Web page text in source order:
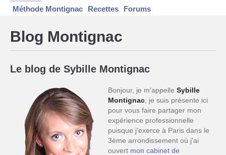
Méthode Montignac
Recettes Forums
Blog Montignac
Le blog de Sybille Montignac
Bonjour, je m'appelle Sybille
Montignac , je suis présente ici
pour vous faire partager mon
expérience professionnelle
puisque j'exerce à Paris dans le
3ème arrondissement où j'ai
ouvert mon cabinet de